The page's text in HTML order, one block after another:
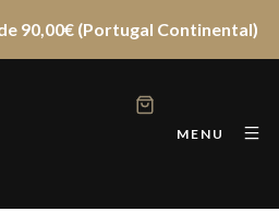
90,00€ (Portugal Continental)
MENU